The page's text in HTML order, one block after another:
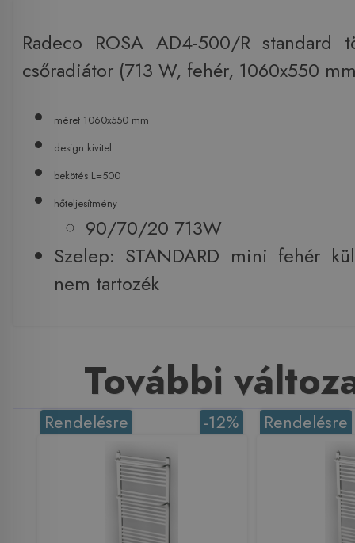
Radeco ROSA AD4-500/R standard
csőradiátor (713 W, fehér, 1060x550
méret 1060x550 mm
design kivitel
bekötés L=500
hőteljesítmény
90/70/20 713W
Szelep: STANDARD mini fehér
nem tartozék
További
-12%
Rendelésre Rendelésre